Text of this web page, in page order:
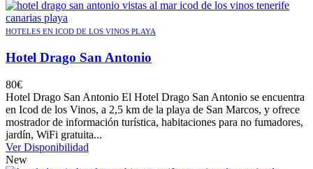
HOTELES EN ICOD DE LOS VINOS PLAYA
Hotel Drago San Antonio
80€
Hotel Drago San Antonio El Hotel Drago San Antonio se encuentra
en Icod de los Vinos, a 2,5 km de la playa de San Marcos, y ofrece
mostrador de información turística, habitaciones para no fumadores,
jardín, WiFi gratuita...
Ver Disponibilidad
New